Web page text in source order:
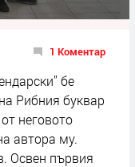
1 Коментар
бе
Рибния буквар
неговото
автора му.
Освен първия